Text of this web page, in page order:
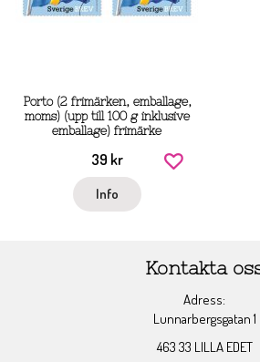
Porto (2 frimärken, emballage,
moms) (upp till 100 g inklusive
emballage) frimärke
39 kr
Info
Kontakta
Adress:
Lunnarbergsgatan 1
463 33 LILLA EDET